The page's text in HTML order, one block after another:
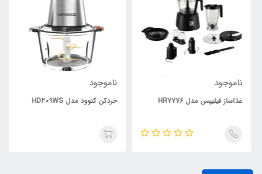
ناموجود
غذاساز فیلیپس مدل HR7776
ناموجود
خردکن کنوود مدل HD209WS